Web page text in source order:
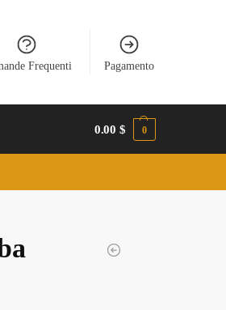
Frequenti Pagamento
0.00$ 0